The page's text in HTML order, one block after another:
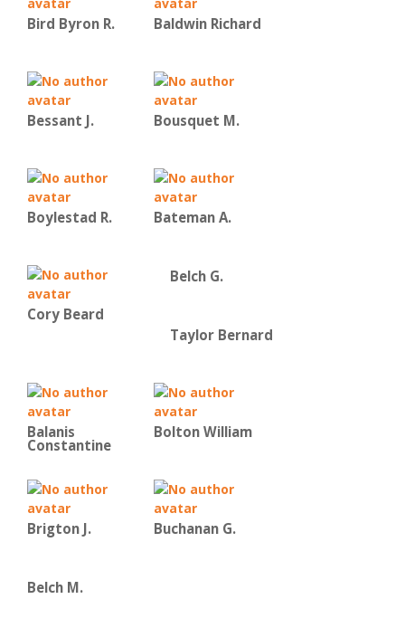
Bird Byron R. Baldwin Richard
Bessant J. Bousquet M.
Boylestad R. Bateman Α.
Cory Beard
Belch G.
Taylor Bernard
Balanis
Constantine
Bolton William
Brigton J. Buchanan G.
Belch M.